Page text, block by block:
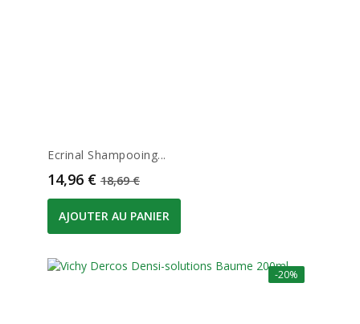
Ecrinal Shampooing...
Prix
14,96 € Prix de base
18,69 €
AJOUTER AU PANIER
-20%